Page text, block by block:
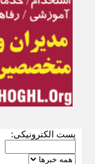
پست الکترونیکی: